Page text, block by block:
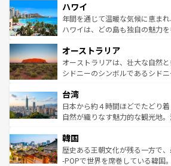
ば市内交通費無料で観光を楽しむことも
着のスイス情報はコンテンツ一覧
のような巨大都市は、観光、ショ
ンメントが詰まった刺激的なス
西部には大自然が広がり、グラ
部のニューオーリンズでは、音楽
文化が魅力。旅行者はアメリカの
しみながら、その多様性と豊か
ならではの贅沢な旅のスタイルだ。 なお、新着のアメ
情報はコンテンツ一覧を参照し
ハワイ
年間を通じて温暖な気候に恵ま
ハワイは、どの島も独自の魅力
ワイ島は見逃せない。また、定番
島だが、静かな自然を求めるなら
おすすめ。エメラルドグリーン
れるおもてなしの心で訪れる人々
人々、おいしいローカルフード
ク、伝統的なフラダンスなど、
ワイを、存分に味わってほしい。 なお、新着のハワイ情報
はコンテンツ一覧を参照してほ
オーストラリア
オーストラリアは、壮大な自然と
シドニーのシンボルであるシド
リアリーフや大陸中央部にそびえ
ク）、タスマニアの美しい原生
ど、見どころがたくさん。また
いる。アクティビティも充実して
ビング、ハイキングなど、アウ
い。オーストラリアの多彩な魅
台湾
日本から約４時間ほどでたどり
自然が織りなす魅力的な観光地
ン）、静ひつな山岳地帯である台
と山間の静けさが共存しており
驚きをもたらしてくれる。また
韓国
歴史ある王朝文化が残る一方で
-POPで世界を席巻している韓国